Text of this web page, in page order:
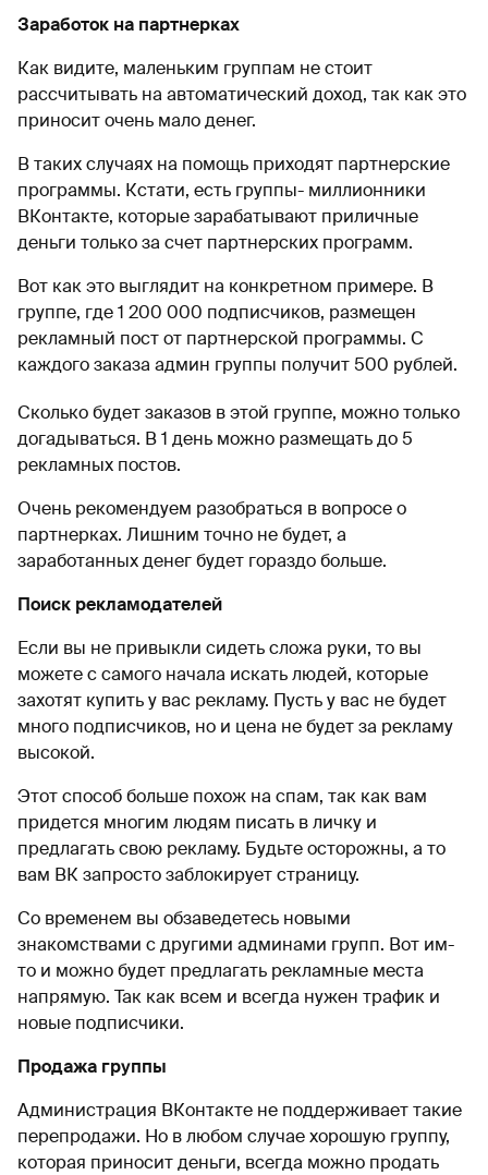
Заработок на партнерках
Как видите, маленьким группам не стоит
рассчитывать на автоматический доход, так как это
приносит очень мало денег.
В таких случаях на помощь приходят партнерские
программы. Кстати, есть группы- миллионники
ВКонтакте, которые зарабатывают приличные
деньги только за счет партнерских программ.
Вот как это выглядит на конкретном примере. В
группе, где 1 200 000 подписчиков, размещен
рекламный пост от партнерской программы. С
каждого заказа админ группы получит 500 рублей.
Сколько будет заказов в этой группе, можно только
догадываться. В 1 день можно размещать до 5
рекламных постов.
Очень рекомендуем разобраться в вопросе о
партнерках. Лишним точно не будет, а
заработанных денег будет гораздо больше.
Поиск рекламодателей
Если вы не привыкли сидеть сложа руки, то вы
можете с самого начала искать людей, которые
захотят купить у вас рекламу. Пусть у вас не будет
много подписчиков, но и цена не будет за рекламу
высокой.
Этот способ больше похож на спам, так как вам
придется многим людям писать в личку и
предлагать свою рекламу. Будьте осторожны, а то
вам ВК запросто заблокирует страницу.
Со временем вы обзаведетесь новыми
знакомствами с другими админами групп. Вот им-
то и можно будет предлагать рекламные места
напрямую. Так как всем и всегда нужен трафик и
новые подписчики.
Продажа группы
Администрация ВКонтакте не поддерживает такие
перепродажи. Но в любом случае хорошую группу,
которая приносит деньги, всегда можно продать